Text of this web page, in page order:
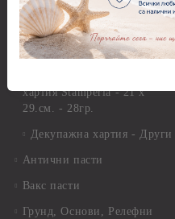
Оризова декупажна хартия
А4 - Itd. Collection - 25-30
гр.
хартия Stamperia - 21 х
29.см. - 28гр.
Декупажна хартия - Други
Антични пасти
Вакс пасти
Грунд, Основи, Релефни